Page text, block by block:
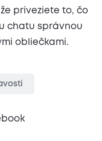
priveziete to, čo
chatu správnou
obliečkami.